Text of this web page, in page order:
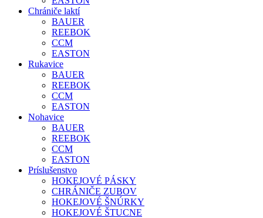
Chrániče laktí
BAUER
REEBOK
CCM
EASTON
Rukavice
BAUER
REEBOK
CCM
EASTON
Nohavice
BAUER
REEBOK
CCM
EASTON
Príslušenstvo
HOKEJOVÉ PÁSKY
CHRÁNIČE ZUBOV
HOKEJOVÉ ŠNÚRKY
HOKEJOVÉ ŠTUCNE